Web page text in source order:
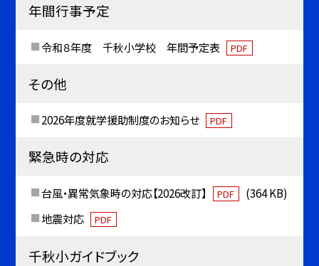
年間行事予定
令和８年度 千秋小学校 年間予定表 PDF
その他
2026年度就学援助制度のお知らせ PDF
緊急時の対応
台風・異常気象時の対応【2026改訂】 PDF
(364 KB)
地震対応
PDF
千秋小ガイドブック